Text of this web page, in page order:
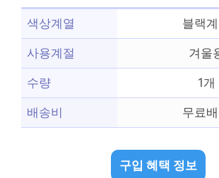
색상계열 블랙
사용계절 겨울
수량 1개
배송비 무료
구입 혜택 정보